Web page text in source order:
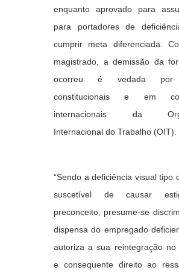
enquanto aprovado para
para portadores de
cumprir meta diferenciada.
magistrado, a demissão da
ocorreu é vedada por
constitucionais e em
internacionais da
Internacional do Trabalho (OIT).
“Sendo a deficiência visual tipo
suscetível de causar
preconceito, presume-se
dispensa do empregado
autoriza a sua reintegração no
e consequente direito ao